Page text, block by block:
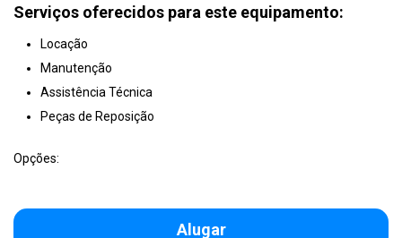
Serviços oferecidos para este equipamento:
Locação
Manutenção
Assistência Técnica
Peças de Reposição
Opções:
Alugar